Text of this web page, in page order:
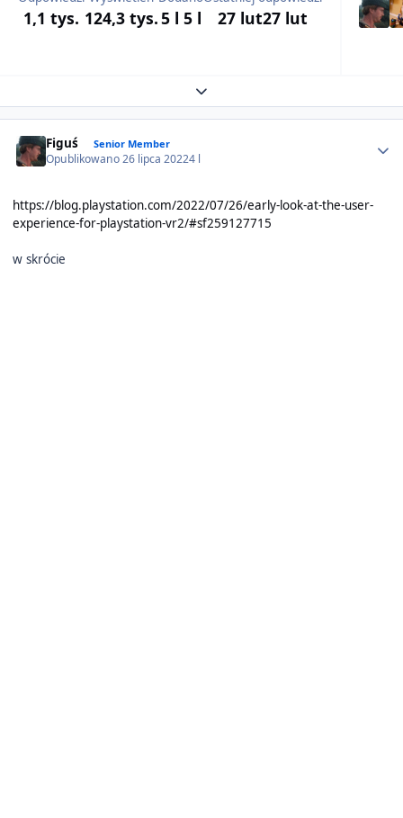
1,1 tys. 124,3 tys.5 l 5 l 27 lut27 lut
Expand topic overview
Figuś Senior Member
Opublikowano26 lipca 20224 l
https://blog.playstation.com/2022/07/26/early-look-at-the-user-
experience-for-playstation-vr2/#sf259127715
w skrócie